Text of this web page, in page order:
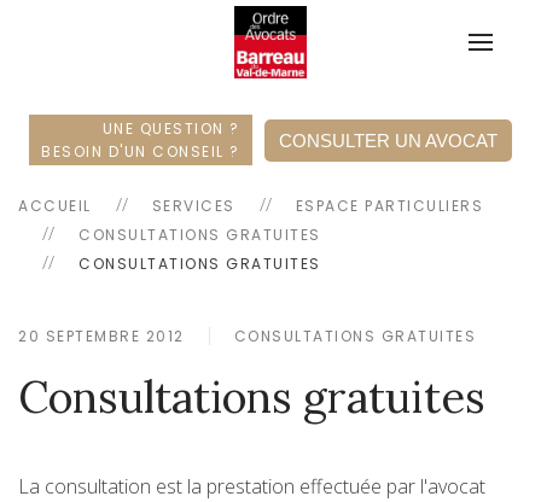
UNE QUESTION ?
BESOIN D'UN CONSEIL ?
CONSULTER UN AVOCAT
ACCUEIL SERVICES
ESPACE PARTICULIERS
CONSULTATIONS GRATUITES
CONSULTATIONS GRATUITES
20 SEPTEMBRE 2012 CONSULTATIONS GRATUITES
Consultations gratuites
La consultation est la prestation effectuée par l'avocat